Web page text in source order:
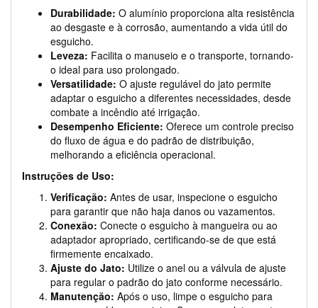
Durabilidade: O alumínio proporciona alta resistência
ao desgaste e à corrosão, aumentando a vida útil do
esguicho.
Leveza: Facilita o manuseio e o transporte, tornando-
o ideal para uso prolongado.
Versatilidade: O ajuste regulável do jato permite
adaptar o esguicho a diferentes necessidades, desde
combate a incêndio até irrigação.
Desempenho Eficiente: Oferece um controle preciso
do fluxo de água e do padrão de distribuição,
melhorando a eficiência operacional.
Instruções de Uso:
Verificação: Antes de usar, inspecione o esguicho
para garantir que não haja danos ou vazamentos.
Conexão: Conecte o esguicho à mangueira ou ao
adaptador apropriado, certificando-se de que está
firmemente encaixado.
Ajuste do Jato: Utilize o anel ou a válvula de ajuste
para regular o padrão do jato conforme necessário.
Manutenção: Após o uso, limpe o esguicho para